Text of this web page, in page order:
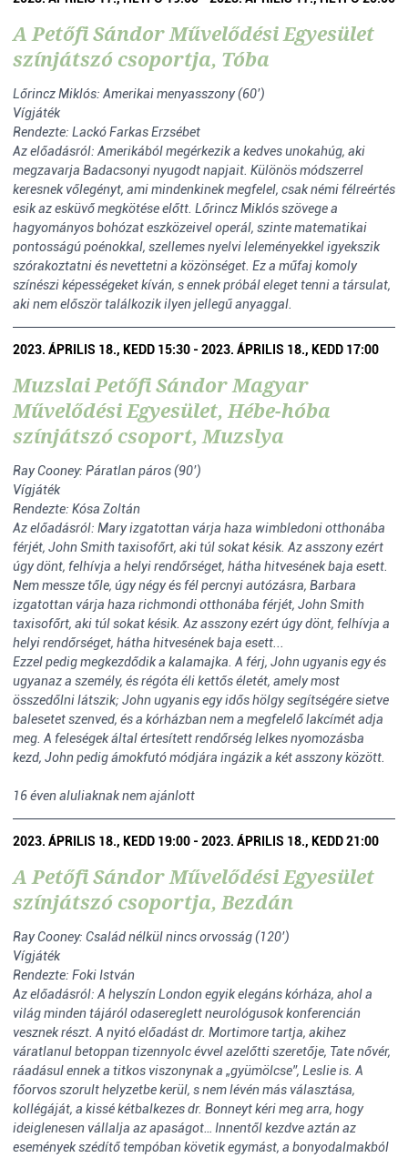
A Petőfi Sándor Művelődési Egyesület
színjátszó csoportja, Tóba
Lőrincz Miklós: Amerikai menyasszony (60’)
Vígjáték
Rendezte: Lackó Farkas Erzsébet
Az előadásról: Amerikából megérkezik a kedves unokahúg, aki
megzavarja Badacsonyi nyugodt napjait. Különös módszerrel
keresnek vőlegényt, ami mindenkinek megfelel, csak némi félreértés
esik az esküvő megkötése előtt. Lőrincz Miklós szövege a
hagyományos bohózat eszközeivel operál, szinte matematikai
pontosságú poénokkal, szellemes nyelvi leleményekkel igyekszik
szórakoztatni és nevettetni a közönséget. Ez a műfaj komoly
színészi képességeket kíván, s ennek próbál eleget tenni a társulat,
aki nem először találkozik ilyen jellegű anyaggal.
2023. ÁPRILIS 18., KEDD 15:30 - 2023. ÁPRILIS 18., KEDD 17:00
Muzslai Petőfi Sándor Magyar
Művelődési Egyesület, Hébe-hóba
színjátszó csoport, Muzslya
Ray Cooney: Páratlan páros (90’)
Vígjáték
Rendezte: Kósa Zoltán
Az előadásról: Mary izgatottan várja haza wimbledoni otthonába
férjét, John Smith taxisofőrt, aki túl sokat késik. Az asszony ezért
úgy dönt, felhívja a helyi rendőrséget, hátha hitvesének baja esett.
Nem messze tőle, úgy négy és fél percnyi autózásra, Barbara
izgatottan várja haza richmondi otthonába férjét, John Smith
taxisofőrt, aki túl sokat késik. Az asszony ezért úgy dönt, felhívja a
helyi rendőrséget, hátha hitvesének baja esett...
Ezzel pedig megkezdődik a kalamajka. A férj, John ugyanis egy és
ugyanaz a személy, és régóta éli kettős életét, amely most
összedőlni látszik; John ugyanis egy idős hölgy segítségére sietve
balesetet szenved, és a kórházban nem a megfelelő lakcímét adja
meg. A feleségek által értesített rendőrség lelkes nyomozásba
kezd, John pedig ámokfutó módjára ingázik a két asszony között.
16 éven aluliaknak nem ajánlott
2023. ÁPRILIS 18., KEDD 19:00 - 2023. ÁPRILIS 18., KEDD 21:00
A Petőfi Sándor Művelődési Egyesület
színjátszó csoportja, Bezdán
Ray Cooney: Család nélkül nincs orvosság (120’)
Vígjáték
Rendezte: Foki István
Az előadásról: A helyszín London egyik elegáns kórháza, ahol a
világ minden tájáról odasereglett neurológusok konferencián
vesznek részt. A nyitó előadást dr. Mortimore tartja, akihez
váratlanul betoppan tizennyolc évvel azelőtti szeretője, Tate nővér,
ráadásul ennek a titkos viszonynak a „gyümölcse”, Leslie is. A
főorvos szorult helyzetbe kerül, s nem lévén más választása,
kollégáját, a kissé kétbalkezes dr. Bonneyt kéri meg arra, hogy
ideiglenesen vállalja az apaságot… Innentől kezdve aztán az
események szédítő tempóban követik egymást, a bonyodalmakból